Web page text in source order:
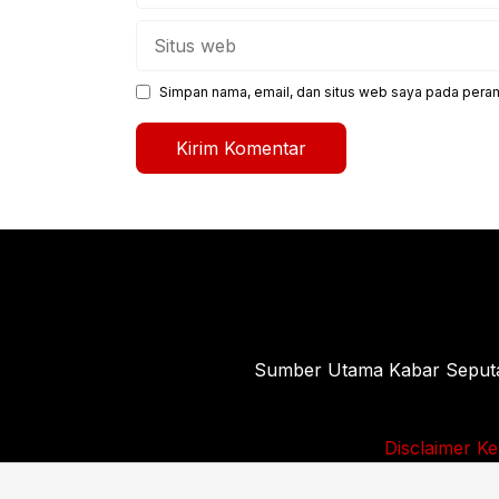
Simpan nama, email, dan situs web saya pada
Sumber Utama Kabar
Disclaimer